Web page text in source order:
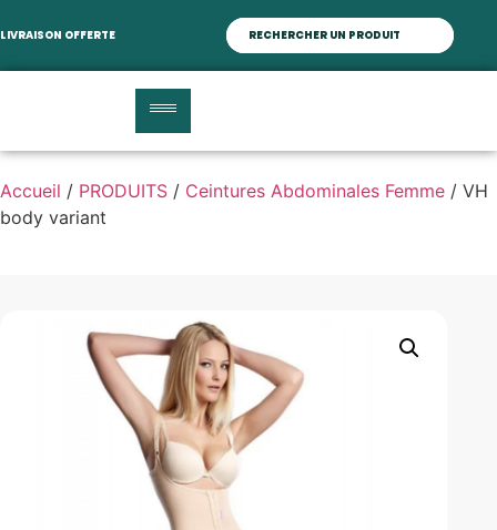
LIVRAISON OFFERTE
Accueil / PRODUITS / Ceintures Abdominales Femme / VH
body variant